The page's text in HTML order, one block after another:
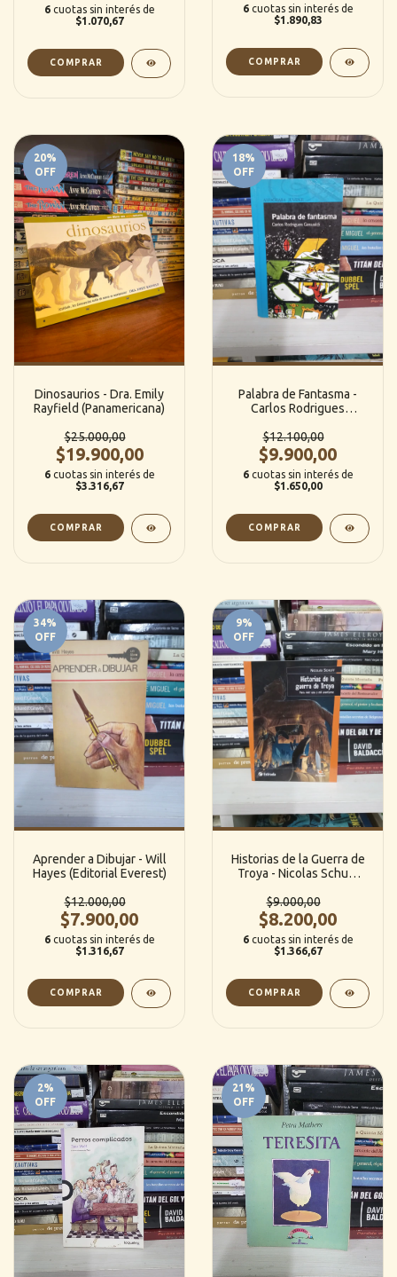
6 cuotas sin interés de
$1.070,67
6 cuotas sin interés de
$1.890,83
20%
OFF
Dinosaurios - Dra. Emily
Rayfield (Panamericana)
$25.000,00
$19.900,00
6 cuotas sin interés de
$3.316,67
18%
OFF
Palabra de Fantasma -
Carlos Rodrigues
$12.100,00
$9.900,00
6 cuotas sin interés de
$1.650,00
34%
OFF
Aprender a Dibujar - Will
Hayes (Editorial Everest)
$12.000,00
$7.900,00
6 cuotas sin interés de
$1.316,67
9%
OFF
Historias de la Guerra de
Troya - Nicolas Schuff
$9.000,00
$8.200,00
6 cuotas sin interés de
$1.366,67
2%
OFF
21 %
OFF